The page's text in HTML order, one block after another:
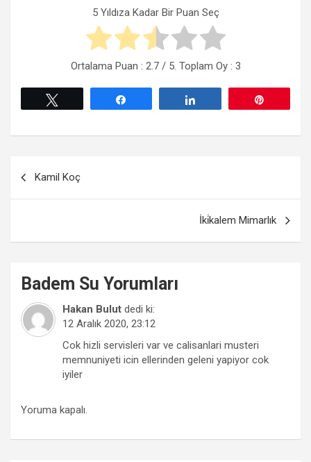
5 Yıldıza Kadar Bir Puan Seç
Ortalama Puan : 2.7/ 5. Toplam Oy : 3
gezinmesi
Kamil Koç
İki̇kalem Mimarlık
Badem Su Yorumları
Hakan Bulut dedi ki:
12 Aralık 2020, 23:12
Cok hizli servisleri var ve calisanlari musteri
memnuniyeti icin ellerinden geleni yapiyor cok
iyiler
Yoruma kapalı.